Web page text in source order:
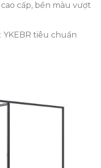
cấp, bền màu vượt
: YKEBR tiêu chuẩn